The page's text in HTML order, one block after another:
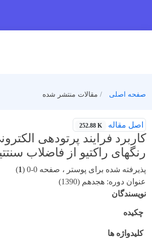
صفحه اصلی مقالات منتشر شده
اصل مقاله 252.88 K
کاربرد فرایند پرتودهی
رنگهای راکتیو از فاضلاب
پذیرفته شده برای پوستر ، صفحه 0-0 ( 1
)
عنوان دوره: هجدهم (1390)
نویسندگان
چکیده
کلیدواژه ها